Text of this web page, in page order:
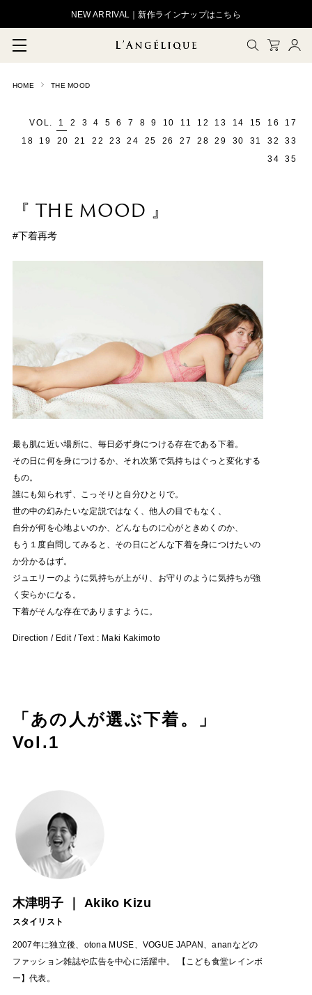
NEW ARRIVAL｜新作ラインナップはこちら
CLOSE
HOME THE MOOD
VOL. 1 2 3 4 5 6 7 8 9 10 11 12 13 14 15 16
17
18
19 20 21 22 23 24 25 26 27 28 29 30 31 32
33
34
35
『 THE MOOD 』
#下着再考
最も肌に近い場所に、毎日必ず身につける存在である下着。
その日に何を身につけるか、それ次第で気持ちはぐっと変化する
もの。
誰にも知られず、こっそりと自分ひとりで。
世の中の幻みたいな定説ではなく、他人の目でもなく、
自分が何を心地よいのか、どんなものに心がときめくのか、
もう１度自問してみると、その日にどんな下着を身につけたいの
か分かるはず。
ジュエリーのように気持ちが上がり、お守りのように気持ちが強
く安らかになる。
下着がそんな存在でありますように。
Direction / Edit / Text : Maki Kakimoto
「あの人が選ぶ下着。」
Vol.1
木津明子 ｜ Akiko Kizu
スタイリスト
2007年に独立後、otona MUSE、VOGUE JAPAN、ananなどの
ファッション雑誌や広告を中心に活躍中。
【こども食堂レインボ
ー】代表。